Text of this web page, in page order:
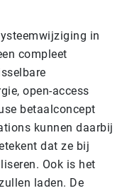
in
compleet
open-access
betaalconcept
kunnen daarbij
dat ze bij
Ook is het
laden. De